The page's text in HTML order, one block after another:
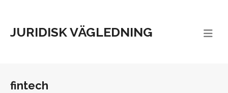
JURIDISK VÄGLEDNING
fintech